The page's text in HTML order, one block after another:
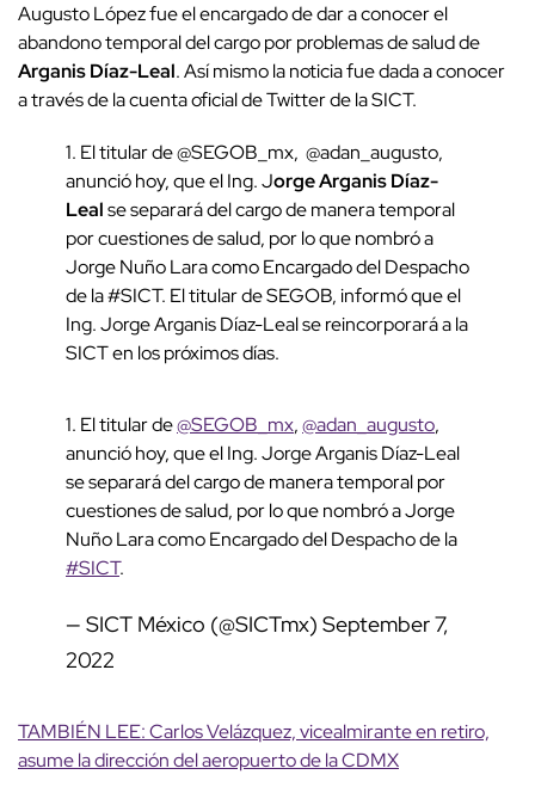
Augusto López fue el encargado de dar a conocer el
abandono temporal del cargo por problemas de salud de
Arganis Díaz-Leal. Así mismo la noticia fue dada a conocer
a través de la cuenta oficial de Twitter de la SICT.
1. El titular de @SEGOB_mx, @adan_augusto,
anunció hoy, que el Ing. Jorge Arganis Díaz-
Lealse separará del cargo de manera temporal
por cuestiones de salud, por lo que nombró a
Jorge Nuño Lara como Encargado del Despacho
de la #SICT. El titular de SEGOB, informó que el
Ing. Jorge Arganis Díaz-Leal se reincorporará a la
SICT en los próximos días.
1. El titular de@SEGOB_mx,@adan_augusto,
anunció hoy, que el Ing. Jorge Arganis Díaz-Leal
se separará del cargo de manera temporal por
cuestiones de salud, por lo que nombró a Jorge
Nuño Lara como Encargado del Despacho de la
#SICT.
— SICT México (@SICTmx) September 7,
2022
TAMBIÉN LEE: Carlos Velázquez, vicealmirante en retiro,
asume la dirección del aeropuerto de la CDMX